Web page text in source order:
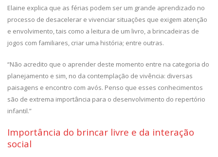
Elaine explica que as férias podem ser um grande aprendizado no
processo de desacelerar e vivenciar situações que exigem atenção
e envolvimento, tais como a leitura de um livro, a brincadeiras de
jogos com familiares, criar uma história; entre outras.
“Não acredito que o aprender deste momento entre na categoria do
planejamento e sim, no da contemplação de vivência: diversas
paisagens e encontro com avós. Penso que esses conhecimentos
são de extrema importância para o desenvolvimento do repertório
infantil.”
Importância do brincar livre e da interação
social